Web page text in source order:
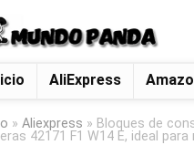
AliExpress
» Aliexpress » Bloques de
42171 F1 W14 E, ideal para